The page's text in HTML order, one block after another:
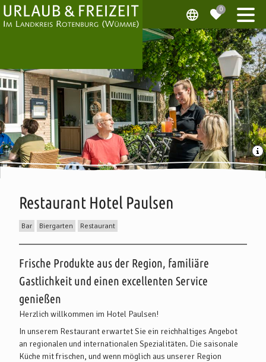
Restaurant Hotel Paulsen
Bar Biergarten Restaurant
Beschreibung
Frische Produkte aus der Region, familiäre
Gastlichkeit und einen excellenten Service
genießen
Herzlich willkommen im Hotel Paulsen!
In unserem Restaurant erwartet Sie ein reichhaltiges Angebot
an regionalen und internationalen Spezialitäten. Die saisonale
Küche mit frischen, und wenn möglich aus unserer Region